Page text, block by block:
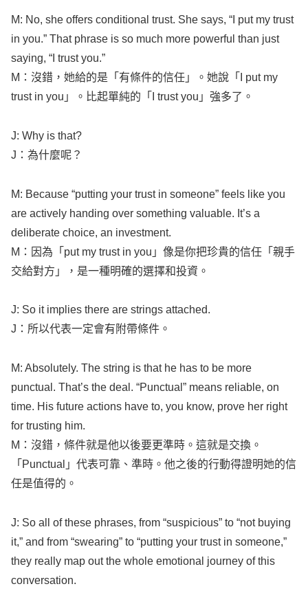
M: No, she offers conditional trust. She says, “I putmy trust
in you.” That phrase is so much more powerful than just
saying, “I trustyou.”
M：沒錯，她給的是「有條件的信任」。她說「I putmy
trustin you」。比起單純的「I trustyou」強多了。
J: Why is that?
J：為什麼呢？
M: Because “putting your trustin someone” feels like you
are actively handing over something valuable. It’s a
deliberate choice, an investment.
M：因為「 putmy trustin you」像是你把珍貴的信任「親手
交給對方」，是一種明確的選擇和投資。
J: So it implies there are strings attached.
J：所以代表一定會有附帶條件。
M: Absolutely. The string is that he has to be more
punctual . That’s the deal . “Punctual ” means reliable, on
time. His future actions have to, you know, prove her right
for trusting him.
M：沒錯，條件就是他以後要更準時。這就是交換。
「 Punctual 」代表可靠、準時。他之後的行動得證明她的信
任是值得的。
J: So all of these phrases, from “suspicious” to “not buying
it,” and from “swearing” to “putting your trustin someone,”
they really map out the whole emotional journey of this
conversation.